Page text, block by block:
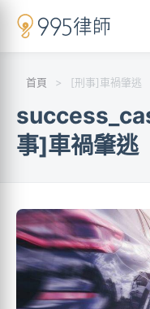
首頁 > [刑事]車禍肇逃
事]車禍肇逃